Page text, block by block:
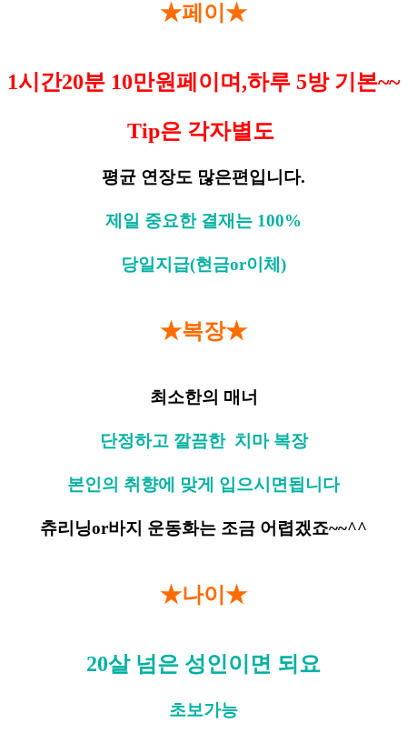
★페이★
1시간20분 10만원페이며,하루 5방 기본~~
Tip은 각자별도
평균 연장도 많은편입니다.
제일 중요한 결재는 100%
당일지급(현금or이체)
★복장★
최소한의 매너
단정하고 깔끔한 치마 복장
본인의 취향에 맞게 입으시면됩니다
츄리닝or바지 운동화는 조금 어렵겠죠~~^^
★나이★
20살 넘은 성인이면 되요
초보가능